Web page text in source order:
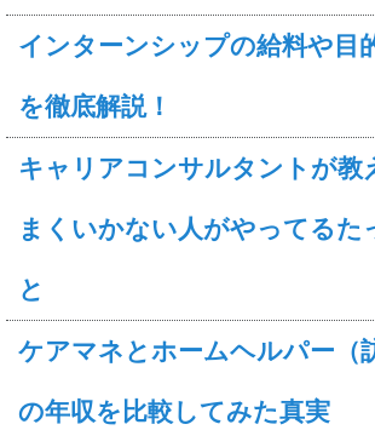
インターンシップの給料や目
を徹底解説！
キャリアコンサルタントが教
まくいかない人がやってるた
と
ケアマネとホームヘルパー（
の年収を比較してみた真実